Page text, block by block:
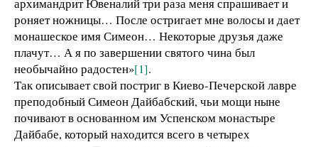
архимандрит Ювеналий три раза меня спрашивает и
роняет ножницы… После остригает мне волосы и дает
монашеское имя Симеон… Некоторые друзья даже
плачут… А я по завершении святого чина был
необычайно радостен»[1].
Так описывает свой постриг в Киево-Печерской лавре
преподобный Симеон Дайбабский, чьи мощи ныне
почивают в основанном им Успенском монастыре
Дайбабе, который находится всего в четырех